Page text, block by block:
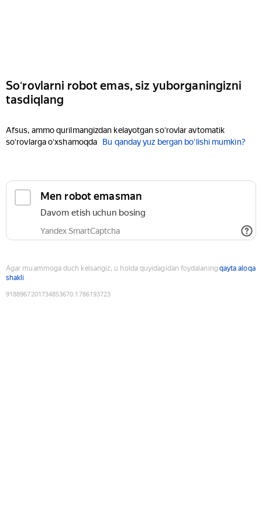
Soʻrovlarni robot emas, siz yuborganingizni
tasdiqlang
Afsus, ammo qurilmangizdan kelayotgan soʻrovlar avtomatik
soʻrovlarga oʻxshamoqda
Bu qanday yuz bergan boʻlishi mumkin?
Men robot emasman
Davom etish uchun bosing
Yandex SmartCaptcha
Agar muammoga duch kelsangiz, u holda quyidagidan foydalaning qayta aloqa
shakli
9188967201734853670:1786193723